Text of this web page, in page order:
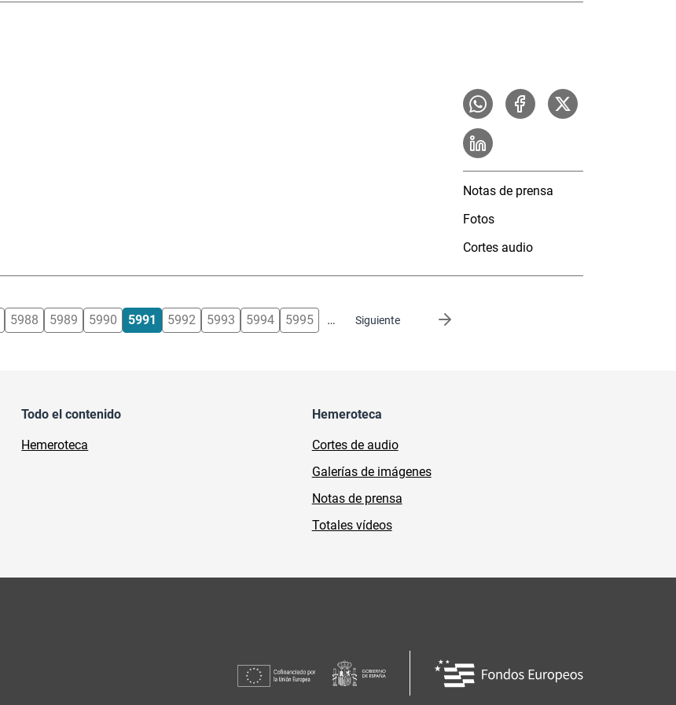
Notas de prensa
Fotos
Cortes audio
5988 5989 5990 5991 5992 5993 5994 5995 … Siguiente
Siguiente página
Todo el contenido
Hemeroteca
Hemeroteca
Cortes de audio
Galerías de imágenes
Notas de prensa
Totales vídeos